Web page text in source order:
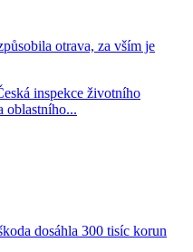
otrava, za vším je
inspekce životního
oblastního...
dosáhla 300 tisíc korun